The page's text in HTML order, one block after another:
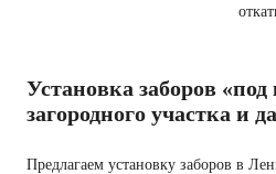
Установка заборов
загородного участка и
Предлагаем установку заборов в